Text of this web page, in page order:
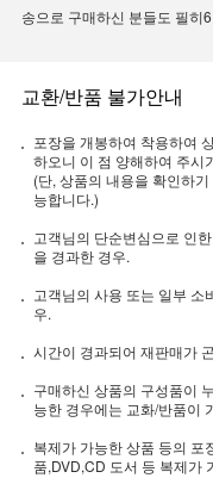
송으로 구매하신 분들도 필히
교환/반품 불가안내
포장을 개봉하여 착용하여
하오니 이 점 양해하여 주시
(단, 상품의 내용을 확인하
능합니다.)
고객님의 단순변심으로 인
을 경과한 경우.
고객님의 사용 또는 일부 소
우.
시간이 경과되어 재판매가
구매하신 상품의 구성품이
능한 경우에는 교화/반품이
복제가 가능한 상품 등의 포
품,DVD,CD 도서 등 복제가